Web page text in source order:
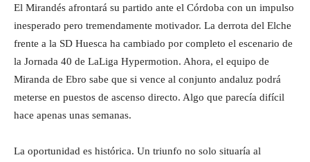
El Mirandés afrontará su partido ante el Córdoba con un impulso
inesperado pero tremendamente motivador. La derrota del Elche
frente a la SD Huesca ha cambiado por completo el escenario de
la Jornada 40 de LaLiga Hypermotion. Ahora, el equipo de
Miranda de Ebro sabe que si vence al conjunto andaluz podrá
meterse en puestos de ascenso directo. Algo que parecía difícil
hace apenas unas semanas.
La oportunidad es histórica. Un triunfo no solo situaría al